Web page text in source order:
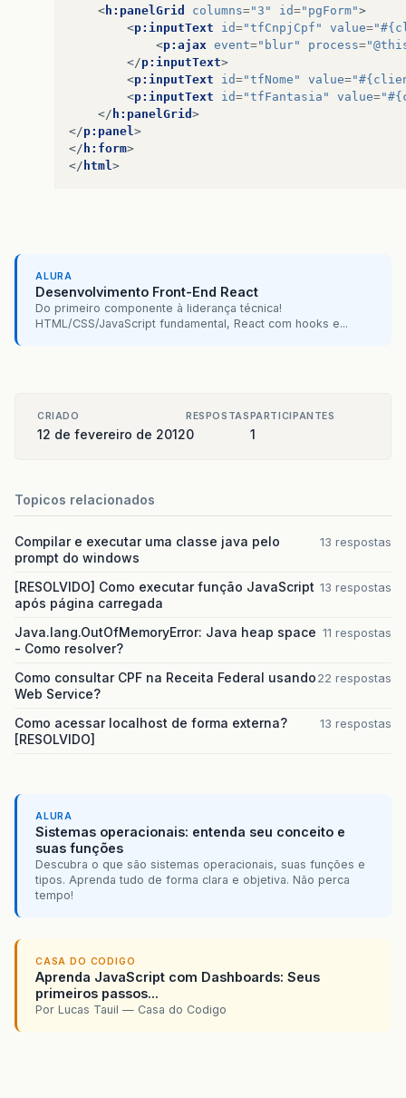
< h:panelGrid columns="3" id="pgForm">
<p:inputText id="tfCnpjCpf" value=
<p:ajax event="blur" process=
</p:inputText>
<p:inputText id="tfNome" value=
<p:inputText id="tfFantasia" value=
</ h:panelGrid >
</p:panel>
</ h:form>
</ html>
ALURA
Desenvolvimento Front-End React
Do primeiro componente à liderança técnica!
HTML/CSS/JavaScript fundamental, React com hooks e...
CRIADO
12 de fevereiro de 2012
RESPOSTAS
0
PARTICIPANTES
1
Topicos relacionados
Compilar e executar uma classe java pelo
prompt do windows
13 respostas
[RESOLVIDO] Como executar função JavaScript
após página carregada
13 respostas
Java.lang.OutOfMemoryError: Java heap space
- Como resolver?
11 respostas
Como consultar CPF na Receita Federal usando
Web Service?
22 respostas
Como acessar localhost de forma externa?
[RESOLVIDO]
13 respostas
ALURA
Sistemas operacionais: entenda seu conceito e
suas funções
Descubra o que são sistemas operacionais, suas funções e
tipos. Aprenda tudo de forma clara e objetiva. Não perca
tempo!
CASA DO CODIGO
Aprenda JavaScript com Dashboards: Seus
primeiros passos...
Por Lucas Tauil — Casa do Codigo